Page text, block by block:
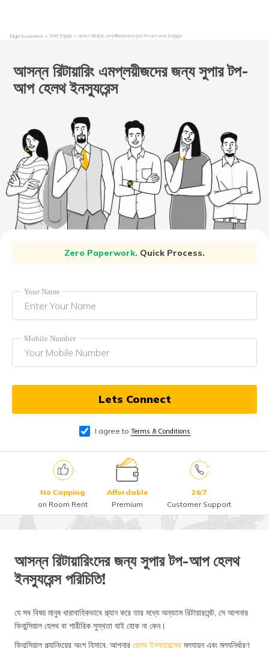
Digit Insurance ডিজিট ইন্স্যুরেন্স আসন্ন রিটায়ারিং এমপ্লয়ীজদের জন্য সুপার টপ-আপ হেলথ ইনস্যুরেন্স
আসন্ন রিটায়ারিং এমপ্লয়ীজদের জন্য সুপার টপ-
আপ হেলথ ইনস্যুরেন্স
Zero Paperwork. Quick Process.
Your Name
Mobile Number
Lets Connect
I agree to Terms & Conditions
No Capping
on Room Rent
Affordable
Premium
24/7
Customer Support
আসন্ন রিটায়ারিংদের জন্য সুপার টপ-আপ হেলথ
ইনস্যুরেন্স পরিচিতি!
যে সব বিষয় মানুষ ধারাবাহিকভাবে প্ল্যান করে তার মধ্যে অন্যতম রিটায়ারমেন্ট, সে আপনার
ফিনান্সিয়াল হেলথ বা শারীরিক সুস্থতা যাই হোক না কেন।
ফিনান্সিয়াল প্ল্যানিংয়ের অংশ হিসাবে, আপনার হেলথ ইনস্যুরেন্সের মূল্যায়ন এবং মূল্যনির্ধারণ